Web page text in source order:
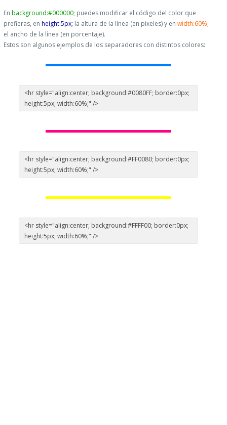
En background:#000000; puedes modificar el código del color que
prefieras, en height:5px; la altura de la línea (en pixeles) y en width:60%;
el ancho de la línea (en porcentaje).
Estos son algunos ejemplos de los separadores con distintos colores:
<hr style="align:center; background:#0080FF; border:0px;
height:5px; width:60%;" />
<hr style="align:center; background:#FF0080; border:0px;
height:5px; width:60%;" />
<hr style="align:center; background:#FFFF00; border:0px;
height:5px; width:60%;" />